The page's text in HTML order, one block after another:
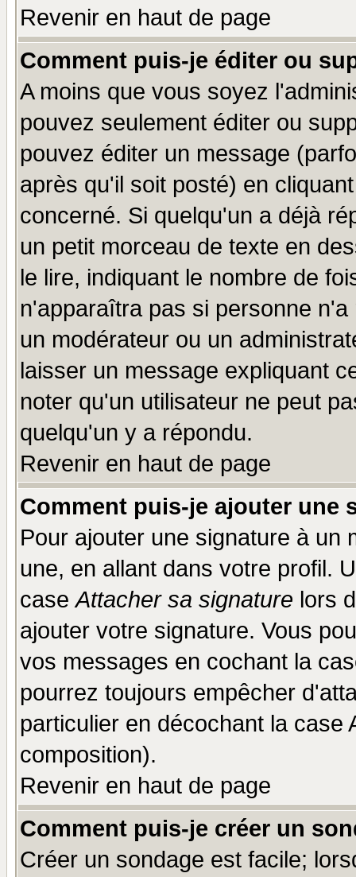
Revenir en haut de page
Comment puis-je éditer ou
A moins que vous soyez
pouvez seulement éditer ou
pouvez éditer un message
après qu'il soit posté) en
concerné. Si quelqu'un a déjà
un petit morceau de texte en
le lire, indiquant le nombre de
n'apparaîtra pas si personne
un modérateur ou un
laisser un message expliquant
noter qu'un utilisateur ne peut
quelqu'un y a répondu.
Revenir en haut de page
Comment puis-je ajouter une
Pour ajouter une signature à un
une, en allant dans votre profil.
caseAttacher sa signature lors
ajouter votre signature. Vous
vos messages en cochant la
pourrez toujours empêcher
particulier en décochant la
composition).
Revenir en haut de page
Comment puis-je créer un
Créer un sondage est facile;